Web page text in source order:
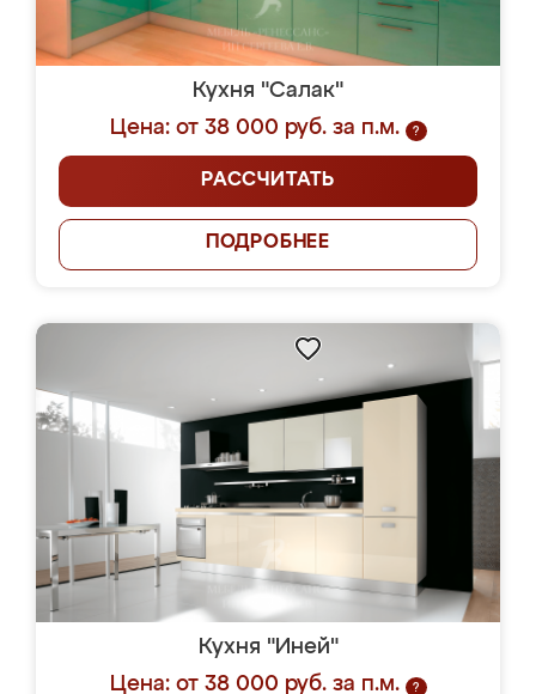
Кухня "Салак"
Цена: от 38 000 руб. за п.м.
?
РАССЧИТАТЬ
ПОДРОБНЕЕ
Кухня "Иней"
Цена: от 38 000 руб. за п.м.
?